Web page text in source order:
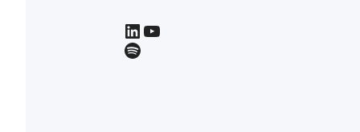
LinkedIn
YouTube
Spotify